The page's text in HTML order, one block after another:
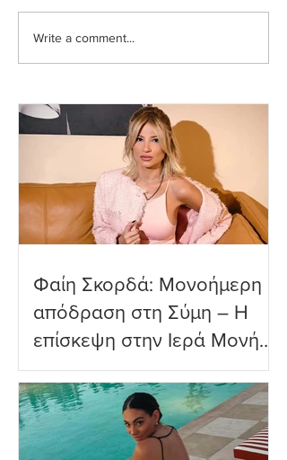
Ευρυδίκη Βαλαβάνη: Η
δημόσια εξομολόγηση
Μόργκαν – «Τα όνειρα
όντως γίνονται
πραγματικότητα»
Write a comment...
Φαίη Σκορδά: Μονοήμερη
απόδραση στη Σύμη – Η
επίσκεψη στην Ιερά Μονή
Πανορμίτη